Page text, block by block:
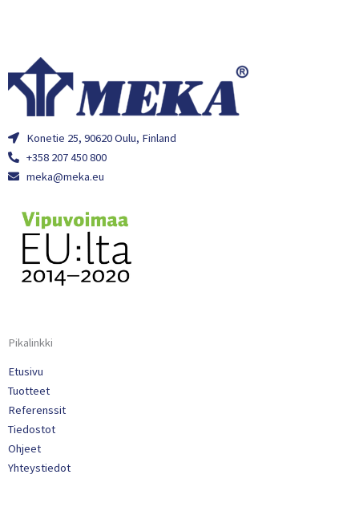
Konetie 25, 90620 Oulu, Finland
+358 207 450 800
meka@meka.eu
Pikalinkki
Etusivu
Tuotteet
Referenssit
Tiedostot
Ohjeet
Yhteystiedot